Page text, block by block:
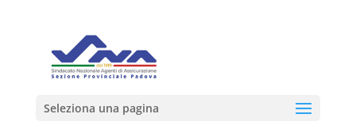
Seleziona una pagina